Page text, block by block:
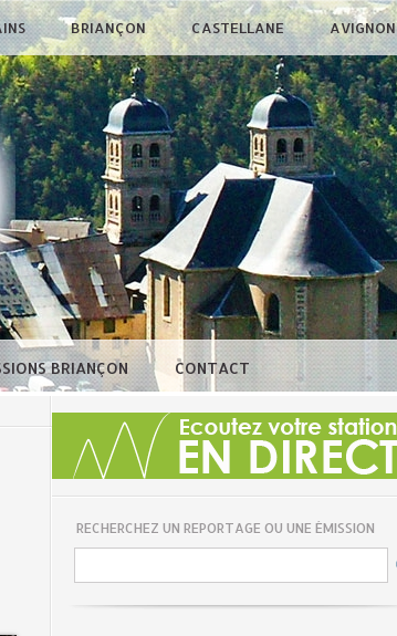
BRIANÇON CASTELLANE AVIGNON
BRIANÇON CONTACT
RECHERCHEZ UN REPORTAGE OU UNE ÉMISSION